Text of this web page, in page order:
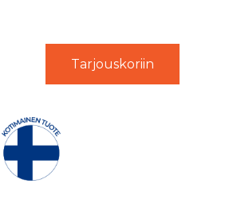
Tarjouskoriin